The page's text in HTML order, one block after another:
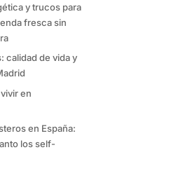
y trucos para
fresca sin
calidad de vida y
en
en España:
los self-